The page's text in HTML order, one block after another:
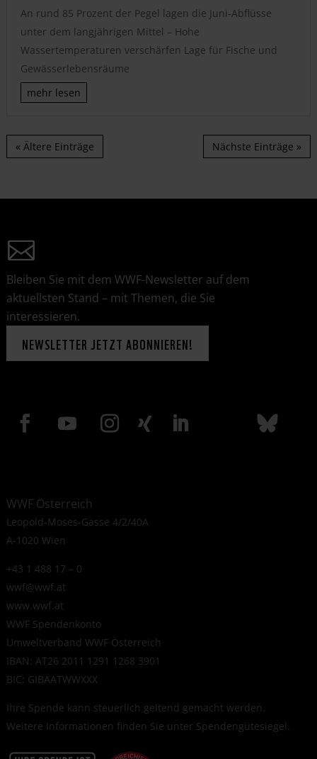
An rund 85 Prozent der Pegel lagen die Juni-Abflüsse
unter dem langjährigen Mittel – Hohe
Wassertemperaturen verschärfen Lage für Fische und
Gewässerlebensräume
mehr lesen
« Ältere Einträge Nächste Einträge »
Bleiben Sie mit dem WWF-Newsletter auf dem
aktuellsten Stand – mit Themen, die Sie
interessieren.
NEWSLETTER JETZT ABONNIEREN!
WWF Österreich
Leopold-Moses-Gasse 4/2/40A
A-1020 Wien
+43 1 488 17 – 0
wwf@wwf.at
www.wwf.at
WWF Spendenkonto
Umweltverband WWF Österreich
IBAN: AT26 2011 1291 1268 3901
BIC: GIBAATWWXXX
Ihre Spende kann steuerlich geltend gemacht werden.
Weitere Informationen finden Sie unter Spendengütesiegel.